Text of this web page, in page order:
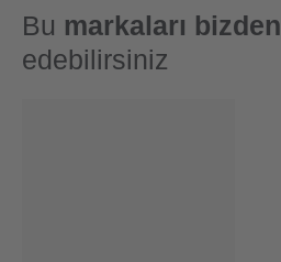
Bu markaları bizden
edebilirsiniz